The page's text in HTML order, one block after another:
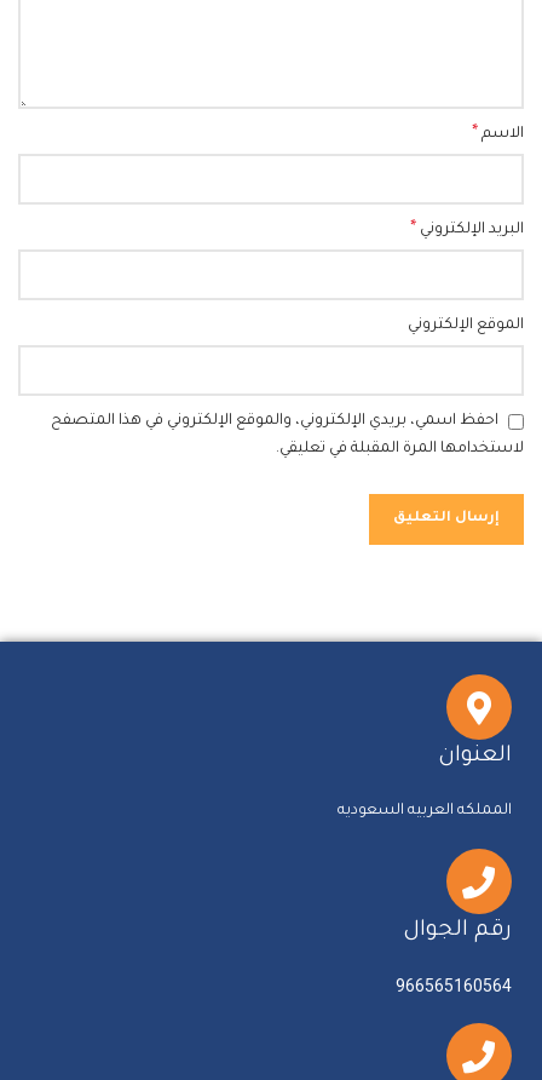
الاسم *
البريد الإلكتروني *
الموقع الإلكتروني
احفظ اسمي، بريدي الإلكتروني، والموقع الإلكتروني في هذا المتصفح
لاستخدامها المرة المقبلة في تعليقي.
العنوان
المملكه العربيه السعوديه
رقم الجوال
966565160564